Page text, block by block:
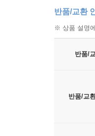
반품/교환
※ 상품 설명
반품/
반품/교